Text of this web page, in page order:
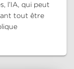
l’IA, qui peut
tout être